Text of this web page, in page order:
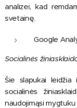
analizei, kad
svetainę.
Google
Socialinės
Šie slapukai
socialinės
naudojimąsi mygtuku